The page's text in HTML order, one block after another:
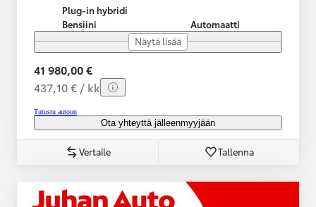
Plug-in hybridi
Bensiini
Automaatti
Näytä lisää
41 980,00 €
437,10 € / kk
Tutustu autoon
Ota yhteyttä jälleenmyyjään
Vertaile Tallenna